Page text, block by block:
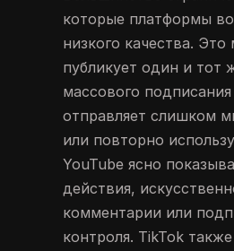
которые платформы
низкого качества.
публикует один и тот
массового
отправляет слишком
или повторно
YouTube ясно
действия,
комментарии или
контроля. TikTok